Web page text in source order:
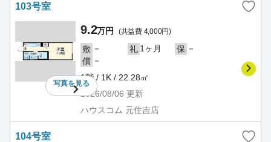
103号室
写真を見る
9.2万円 (共益費 4,000円)
敷 － 礼 1ヶ月 保 －
償 －
1階 / 1K / 22.28㎡
2026/08/06 更新
ハウスコム 元住吉店
104号室